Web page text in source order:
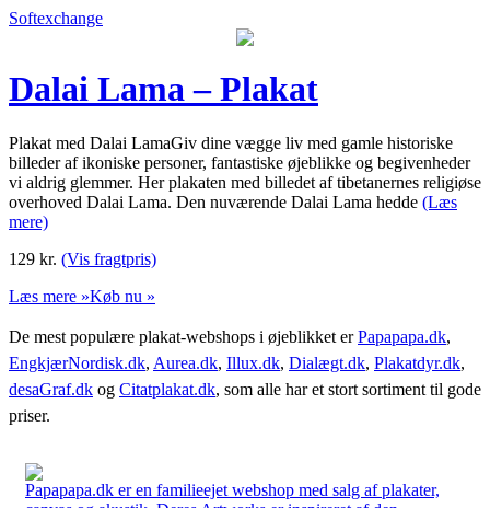
Softexchange
Dalai Lama – Plakat
Plakat med Dalai LamaGiv dine vægge liv med gamle historiske
billeder af ikoniske personer, fantastiske øjeblikke og begivenheder
vi aldrig glemmer. Her plakaten med billedet af tibetanernes religiøse
overhoved Dalai Lama. Den nuværende Dalai Lama hedde (Læs
mere)
129 kr. (Vis fragtpris)
Læs mere »Køb nu »
De mest populære plakat-webshops i øjeblikket erPapapapa.dk,
EngkjærNordisk.dk, Aurea.dk, Illux.dk, Dialægt.dk, Plakatdyr.dk,
desaGraf.dk og Citatplakat.dk, som alle har et stort sortiment til gode
priser.
Papapapa.dk er en familieejet webshop med salg af plakater,